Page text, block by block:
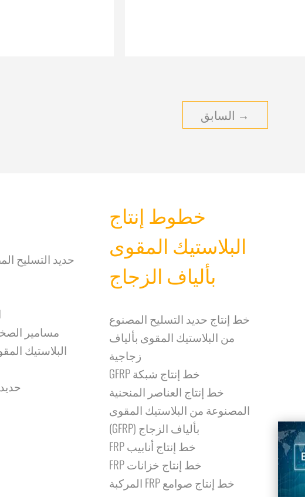
→ السابق
خطوط إنتاج
البلاستيك المقوى
بألياف الزجاج
خط إنتاج حديد التسليح المصنوع
من البلاستيك المقوى بألياف
زجاجية
خط إنتاج شبكة GFRP
خط إنتاج العناصر المنحنية
المصنوعة من البلاستيك المقوى
بألياف الزجاج (GFRP)
خط إنتاج أنابيب FRP
خط إنتاج خزانات FRP
خط إنتاج صوامع FRP المركبة
حديد التسليح
مسامير
البلاستيك